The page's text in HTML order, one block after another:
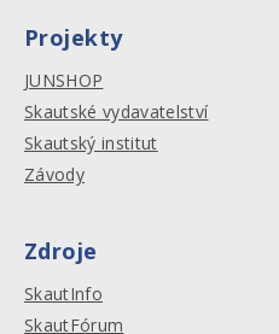
Projekty
JUNSHOP
Skautské vydavatelství
Skautský institut
Závody
Zdroje
SkautInfo
SkautFórum